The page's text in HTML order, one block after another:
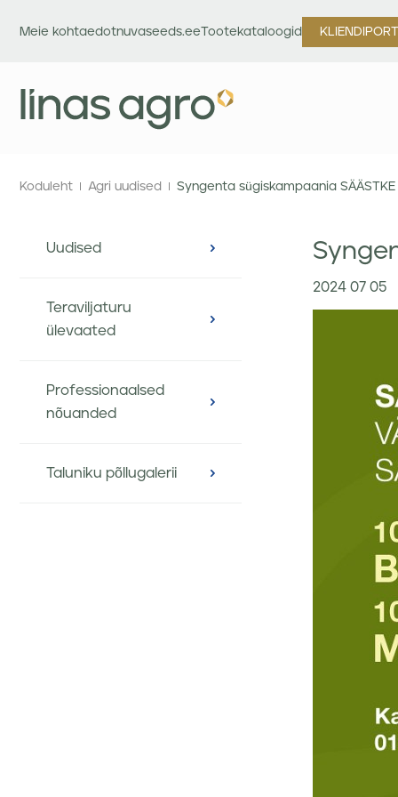
Meie kohtaedotnuvaseeds.eeTootekataloogid
Koduleht Agri uudised Syngenta sügiskampaania SÄÄSTKE
Uudised
Teraviljaturu
ülevaated
Professionaalsed
nõuanded
Taluniku põllugalerii
2024 07 05